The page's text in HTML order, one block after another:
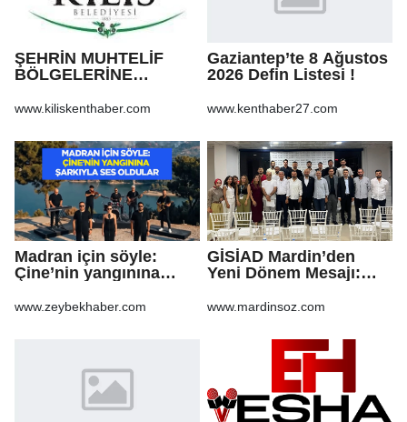
ŞEHRİN MUHTELİF
BÖLGELERİNE
VE BOZULAN
ONARILMASI YAPIM İŞİ
www.kiliskenthaber.com
Gaziantep’te 8 Ağustos
2026 Defin Listesi !
www.kenthaber27.com
Madran için söyle:
Çine’nin yangınına
www.zeybekhaber.com
GİSİAD Mardin’den
Yeni Dönem Mesajı:
Daha Çok Üretim
www.mardinsoz.com